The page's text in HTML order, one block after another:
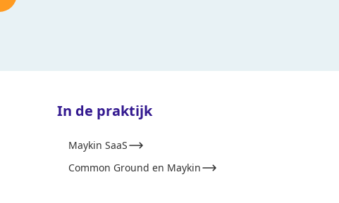
In de praktijk
Maykin SaaS
Common Ground en Maykin